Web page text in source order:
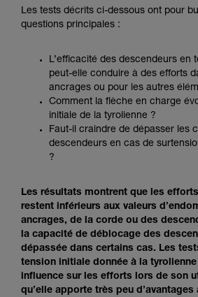
liées à votre activité. Il peut en
que nous ne décrivons pas ici.
Les tests décrits ci-dessous ont pour
questions principales :
L’efficacité des descendeurs en
peut-elle conduire à des efforts
ancrages ou pour les autres
Comment la flèche en charge
initiale de la tyrolienne ?
Faut-il craindre de dépasser les
descendeurs en cas de
?
Les résultats montrent que les
restent inférieurs aux valeurs
ancrages, de la corde ou des
la capacité de déblocage des
dépassée dans certains cas. Les
tension initiale donnée à la tyrolienne
influence sur les efforts lors de son
qu’elle apporte très peu d’avantages